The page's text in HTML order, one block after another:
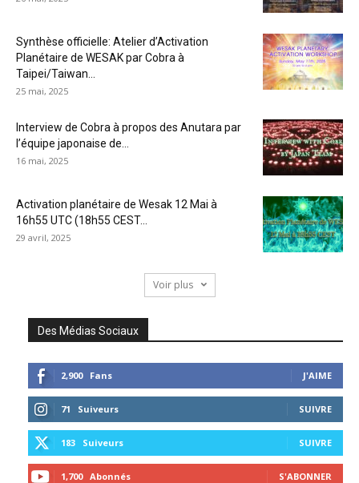
Synthèse officielle: Atelier d’Activation
Planétaire de WESAK par Cobra à
Taipei/Taiwan...
25 mai, 2025
Interview de Cobra à propos des Anutara par
l’équipe japonaise de...
16 mai, 2025
Activation planétaire de Wesak 12 Mai à
16h55 UTC (18h55 CEST...
29 avril, 2025
Voir plus
Des Médias Sociaux
2,900 Fans J'AIME
71 Suiveurs SUIVRE
183 Suiveurs SUIVRE
1,700 Abonnés S'ABONNER